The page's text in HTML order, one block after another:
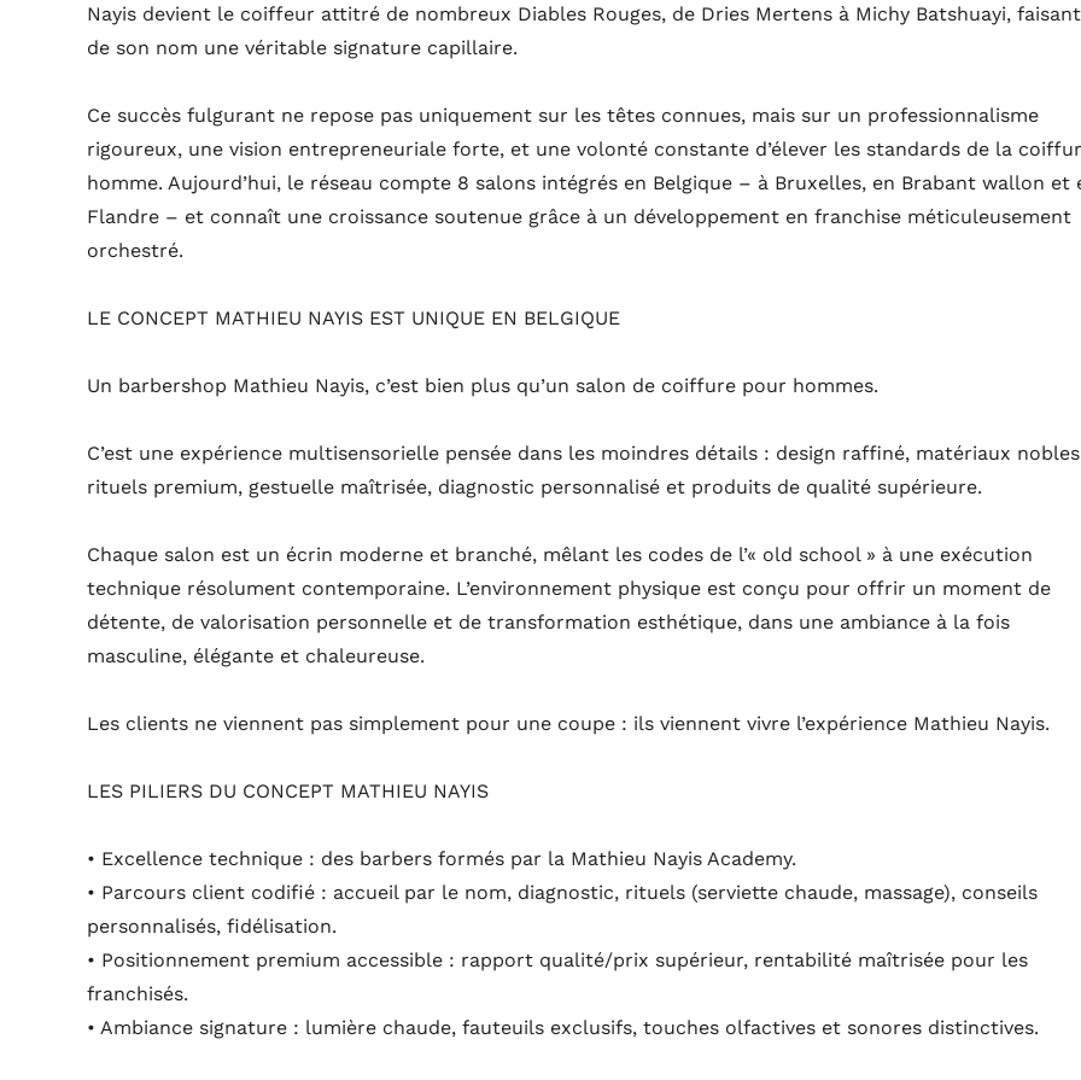
Nayis devient le coiffeur attitré de nombreux Diables Rouges, de Dries Mertens à Michy Batshuayi, faisant
de son nom une véritable signature capillaire.
Ce succès fulgurant ne repose pas uniquement sur les têtes connues, mais sur un professionnalisme
rigoureux, une vision entrepreneuriale forte, et une volonté constante d’élever les standards de la
homme. Aujourd’hui, le réseau compte 8 salons intégrés en Belgique – à Bruxelles, en Brabant wallon et
Flandre – et connaît une croissance soutenue grâce à un développement en franchise méticuleusement
orchestré.
LE CONCEPT MATHIEU NAYIS EST UNIQUE EN BELGIQUE
Un barbershop Mathieu Nayis, c’est bien plus qu’un salon de coiffure pour hommes.
C’est une expérience multisensorielle pensée dans les moindres détails : design raffiné, matériaux
rituels premium, gestuelle maîtrisée, diagnostic personnalisé et produits de qualité supérieure.
Chaque salon est un écrin moderne et branché, mêlant les codes de l’« old school » à une exécution
technique résolument contemporaine. L’environnement physique est conçu pour offrir un moment de
détente, de valorisation personnelle et de transformation esthétique, dans une ambiance à la fois
masculine, élégante et chaleureuse.
Les clients ne viennent pas simplement pour une coupe : ils viennent vivre l’expérience Mathieu Nayis.
LES PILIERS DU CONCEPT MATHIEU NAYIS
• Excellence technique : des barbers formés par la Mathieu Nayis Academy.
• Parcours client codifié : accueil par le nom, diagnostic, rituels (serviette chaude, massage), conseils
personnalisés, fidélisation.
• Positionnement premium accessible : rapport qualité/prix supérieur, rentabilité maîtrisée pour les
franchisés.
• Ambiance signature : lumière chaude, fauteuils exclusifs, touches olfactives et sonores distinctives.